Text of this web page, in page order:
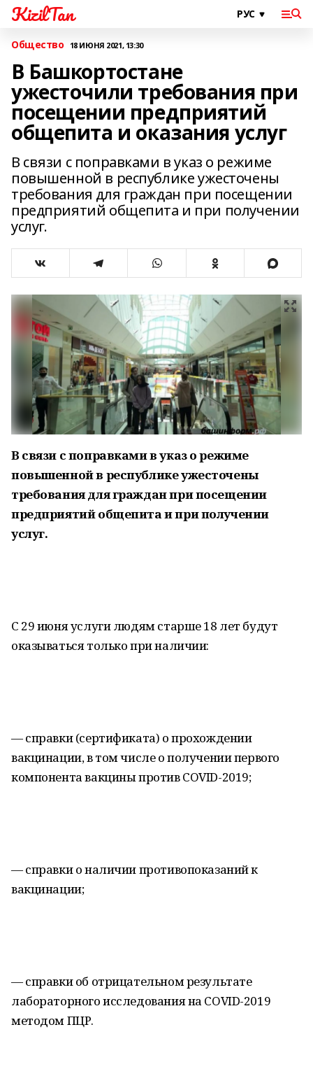
KizilTan
Общество 18 ИЮНЯ 2021, 13:30
В Башкортостане
ужесточили требования при
посещении предприятий
общепита и оказания услуг
В связи с поправками в указ о режиме
повышенной в республике ужесточены
требования для граждан при посещении
предприятий общепита и при получении
услуг.
В связи с поправками в указ о режиме
повышенной в республике ужесточены
требования для граждан при посещении
предприятий общепита и при получении
услуг.
С 29 июня услуги людям старше 18 лет будут
оказываться только при наличии:
— справки (сертификата) о прохождении
вакцинации, в том числе о получении первого
компонента вакцины против COVID-2019;
— справки о наличии противопоказаний к
вакцинации;
— справки об отрицательном результате
лабораторного исследования на COVID-2019
методом ПЦР.